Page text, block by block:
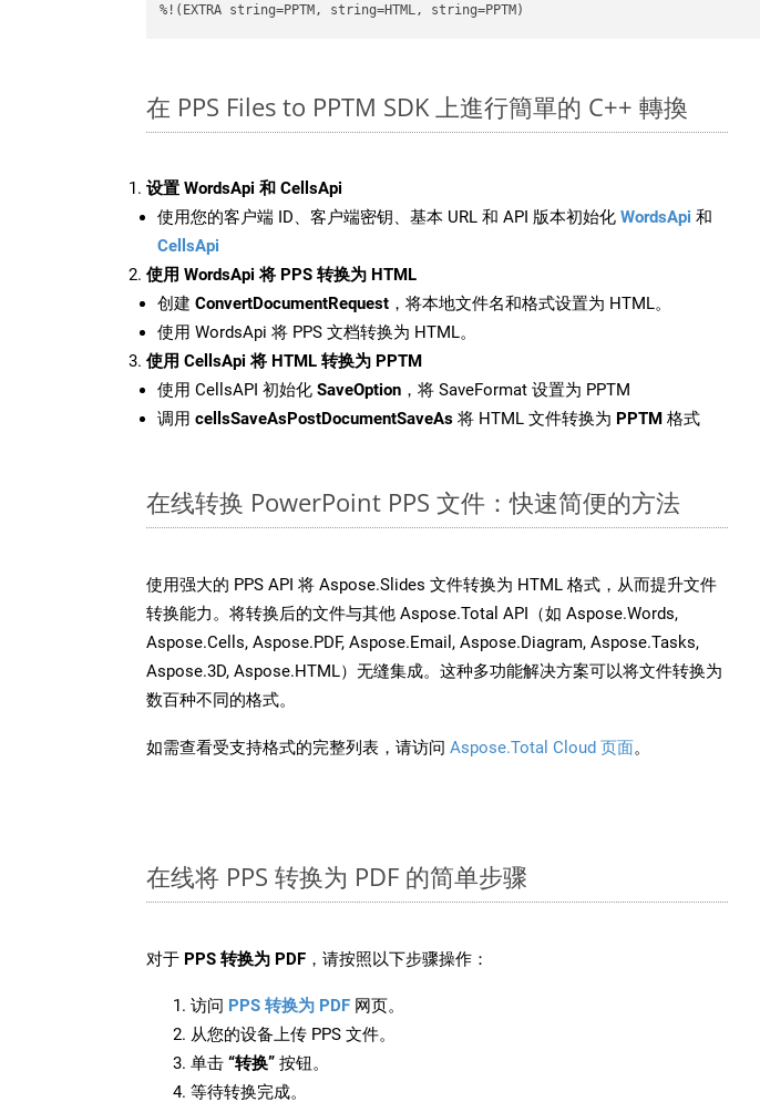
%!(EXTRA string=PPTM, string=HTML, string=PPTM)
在 PPS Files to PPTM SDK 上進行簡單的 C++ 轉換
设置 WordsApi 和 CellsApi
使用您的客户端 ID、客户端密钥、基本 URL 和 API 版本初始化 WordsApi 和
CellsApi
使用 WordsApi 将 PPS 转换为 HTML
创建 ConvertDocumentRequest ，将本地文件名和格式设置为 HTML。
使用 WordsApi 将 PPS 文档转换为 HTML。
使用 CellsApi 将 HTML 转换为 PPTM
使用 CellsAPI 初始化 SaveOption ，将 SaveFormat 设置为 PPTM
调用 cellsSaveAsPostDocumentSaveAs 将 HTML 文件转换为 PPTM 格式
在线转换 PowerPoint PPS 文件：快速简便的方法
使用强大的 PPS API 将 Aspose.Slides 文件转换为 HTML 格式，从而提升文件
转换能力。将转换后的文件与其他 Aspose.Total API（如 Aspose.Words,
Aspose.Cells, Aspose.PDF, Aspose.Email, Aspose.Diagram, Aspose.Tasks,
Aspose.3D, Aspose.HTML）无缝集成。这种多功能解决方案可以将文件转换为
数百种不同的格式。
如需查看受支持格式的完整列表，请访问 Aspose.Total Cloud 页面。
在线将 PPS 转换为 PDF 的简单步骤
对于 PPS 转换为 PDF ，请按照以下步骤操作：
访问 PPS 转换为 PDF 网页。
从您的设备上传 PPS 文件。
单击 “转换” 按钮。
等待转换完成。